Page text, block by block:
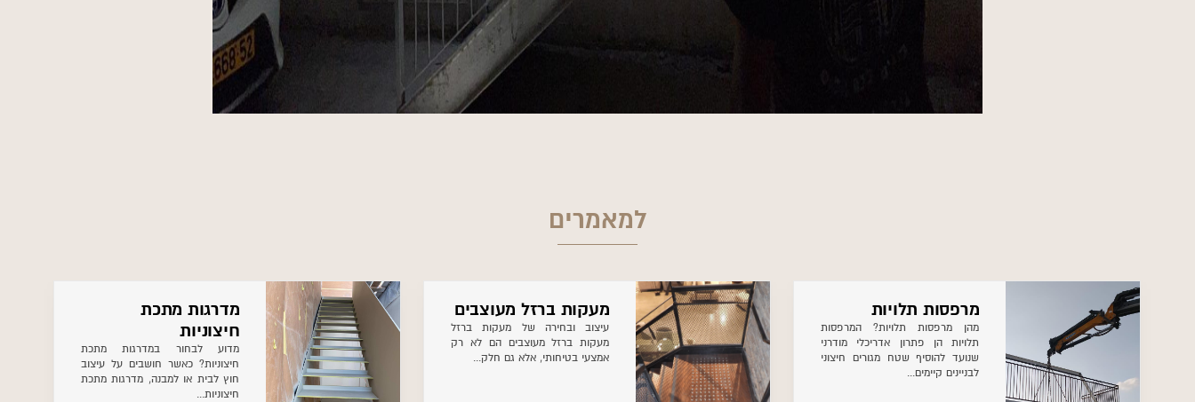
למאמרים
מרפסות תלויות
מהן מרפסות תלויות? המרפסות
תלויות הן פתרון אדריכלי מודרני
שנועד להוסיף שטח מגורים חיצוני
לבניינים קיימים...
מעקות ברזל מעוצבים
עיצוב ובחירה של מעקות ברזל
מעקות ברזל מעוצבים הם לא רק
אמצעי בטיחותי, אלא גם חלק...
מדרגות מתכת
חיצוניות
מדוע לבחור במדרגות מתכת
חיצוניות? כאשר חושבים על עיצוב
חוץ לבית או למבנה, מדרגות מתכת
חיצוניות...